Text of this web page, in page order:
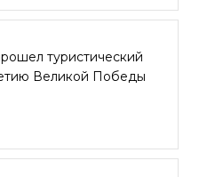
туристический
Великой Победы